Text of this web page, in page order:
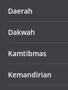
Daerah
Dakwah
Kamtibmas
Kemandirian